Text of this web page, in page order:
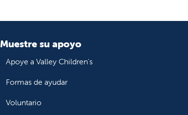
Muestre su apoyo
Apoye a Valley Children's
Formas de ayudar
Voluntario